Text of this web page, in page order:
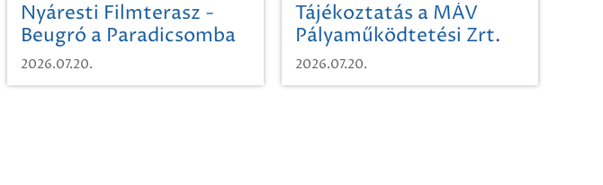
Nyáresti Filmterasz -
Beugró a Paradicsomba
2026.07.20.
Tájékoztatás a MÁV
Pályaműködtetési Zrt.
Területi Igazgatóság
Debrecen-Miskolc
2026.07.20.